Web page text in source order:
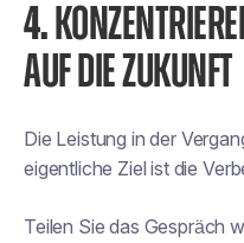
4.
AUF DIE ZUKUNFT
Die Leistung in der
eigentliche Ziel ist die
Teilen Sie das Gespräch